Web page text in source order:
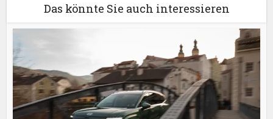
Das könnte Sie auch interessieren